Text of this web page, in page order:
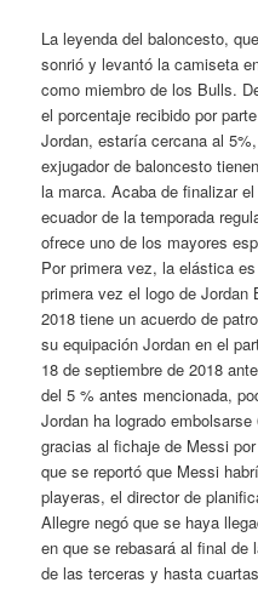
La leyenda del baloncesto,
sonrió y levantó la camiseta
como miembro de los Bulls.
el porcentaje recibido por
Jordan, estaría cercana al
exjugador de baloncesto
la marca. Acaba de finalizar
ecuador de la temporada
ofrece uno de los mayores
Por primera vez, la elástica
primera vez el logo de Jordan
2018 tiene un acuerdo de
su equipación Jordan en el
18 de septiembre de 2018
del 5 % antes mencionada,
Jordan ha logrado
gracias al fichaje de Messi
que se reportó que Messi
playeras, el director de
Allegre negó que se haya
en que se rebasará al final de
de las terceras y hasta